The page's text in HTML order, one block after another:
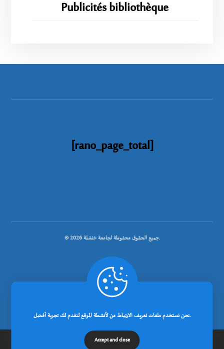
Publicités bibliothèque
[rano_page_total]
© جميع الحقوق محفوظة لجامعة خنشلة 2026.
.
نحن نستخدم ملفات تعريف الارتباط من لأنشطة الموقع لنقدم لك تجربة أفضل.
Accept and close